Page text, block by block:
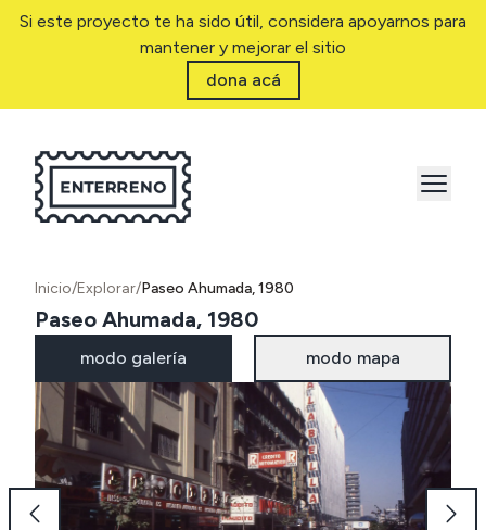
Si este proyecto te ha sido útil, considera apoyarnos para
mantener y mejorar el sitio
dona acá
Inicio/Explorar/Paseo Ahumada, 1980
Paseo Ahumada, 1980
modo galería modo mapa